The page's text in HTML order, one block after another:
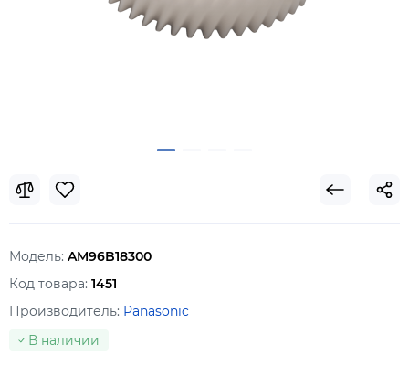
Модель: AM96B18300
Код товара: 1451
Производитель: Panasonic
В наличии